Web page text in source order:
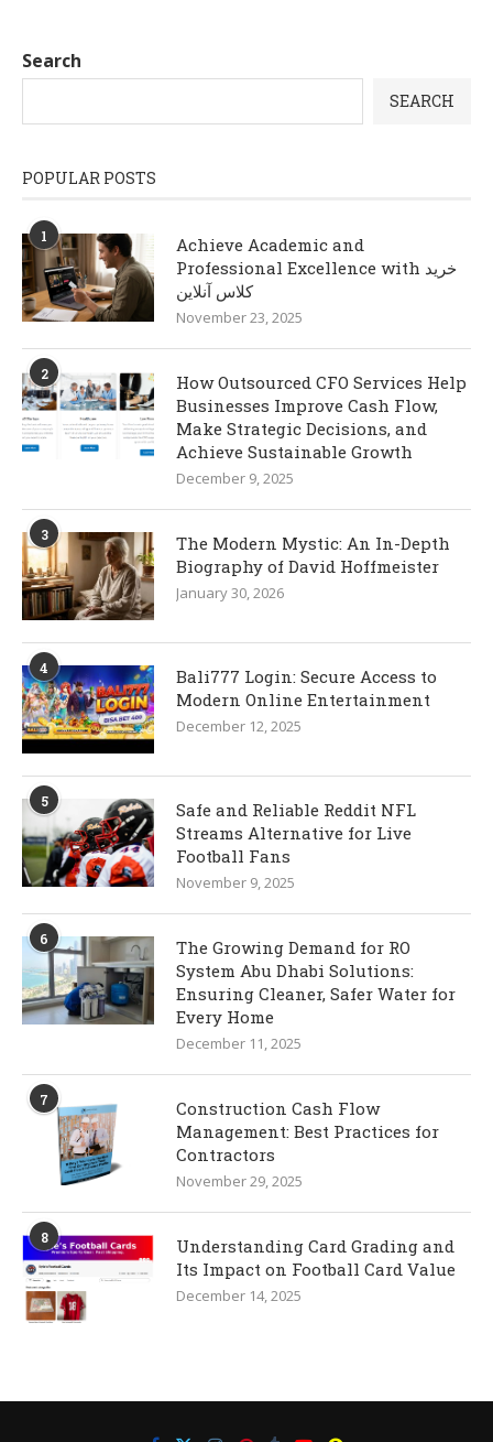
Search
SEARCH
POPULAR POSTS
1
Achieve Academic and
Professional Excellence with خرید
کلاس آنلاین
November 23, 2025
2
How Outsourced CFO Services Help
Businesses Improve Cash Flow,
Make Strategic Decisions, and
Achieve Sustainable Growth
December 9, 2025
3
The Modern Mystic: An In-Depth
Biography of David Hoffmeister
January 30, 2026
4
Bali777 Login: Secure Access to
Modern Online Entertainment
December 12, 2025
5
Safe and Reliable Reddit NFL
Streams Alternative for Live
Football Fans
November 9, 2025
6
The Growing Demand for RO
System Abu Dhabi Solutions:
Ensuring Cleaner, Safer Water for
Every Home
December 11, 2025
7
Construction Cash Flow
Management: Best Practices for
Contractors
November 29, 2025
8
Understanding Card Grading and
Its Impact on Football Card Value
December 14, 2025